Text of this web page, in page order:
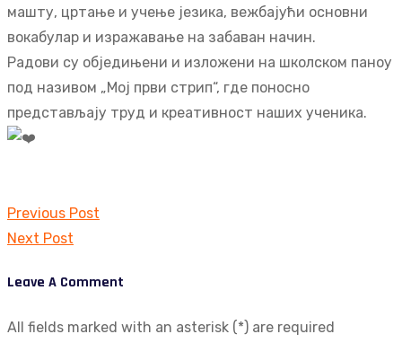
машту, цртање и учење језика, вежбајући основни
вокабулар и изражавање на забаван начин.
Радови су обједињени и изложени на школском паноу
под називом „Мој први стрип“, где поносно
представљају труд и креативност наших ученика.
Kretanje
članka
Previous Post
Next Post
Leave A Comment
All fields marked with an asterisk (*) are required